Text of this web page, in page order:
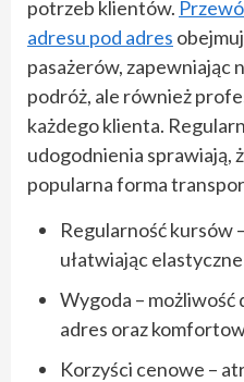
potrzeb klientów.
adresu pod adres
pasażerów, zapewniając
podróż, ale również
każdego klienta.
udogodnienia sprawiają,
popularna forma
Regularność kursów
ułatwiając
Wygoda – możliwość
adres oraz
Korzyści cenowe –